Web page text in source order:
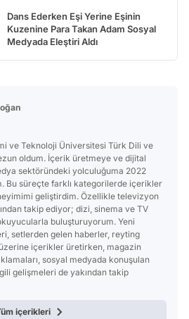
Dans Ederken Eşi Yerine Eşinin
Kuzenine Para Takan Adam Sosyal
Medyada Eleştiri Aldı
ve Teknoloji Üniversitesi Türk Dili ve
oldum. İçerik üretmeye ve dijital
sektöründeki yolculuğuma 2022
Bu süreçte farklı kategorilerde içerikler
geliştirdim. Özellikle televizyon
takip ediyor; dizi, sinema ve TV
buluşturuyorum. Yeni
setlerden gelen haberler, reyting
içerikler üretirken, magazin
sosyal medyada konuşulan
gelişmeleri de yakından takip
içerikleri